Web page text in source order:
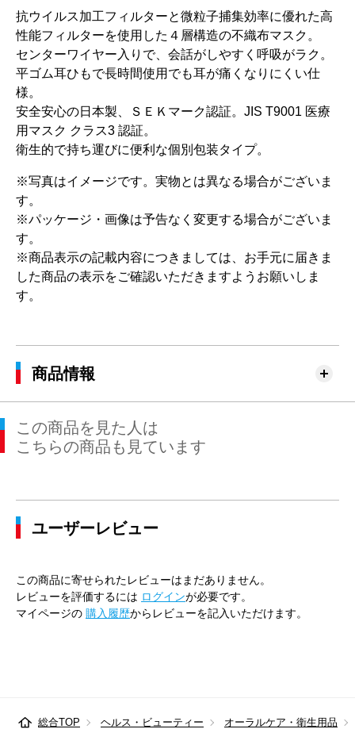
抗ウイルス加工フィルターと微粒子捕集効率に優れた高
性能フィルターを使用した４層構造の不織布マスク。
センターワイヤー入りで、会話がしやすく呼吸がラク。
平ゴム耳ひもで長時間使用でも耳が痛くなりにくい仕
様。
安全安心の日本製、ＳＥＫマーク認証。JIS T9001 医療
用マスク クラス3 認証。
衛生的で持ち運びに便利な個別包装タイプ。
※写真はイメージです。実物とは異なる場合がございま
す。
※パッケージ・画像は予告なく変更する場合がございま
す。
※商品表示の記載内容につきましては、お手元に届きま
した商品の表示をご確認いただきますようお願いしま
す。
商品情報
この商品を見た人は
こちらの商品も見ています
ユーザーレビュー
この商品に寄せられたレビューはまだありません。
レビューを評価するには ログインが必要です。
マイページの 購入履歴からレビューを記入いただけます。
総合TOP ヘルス・ビューティー オーラルケア・衛生用品